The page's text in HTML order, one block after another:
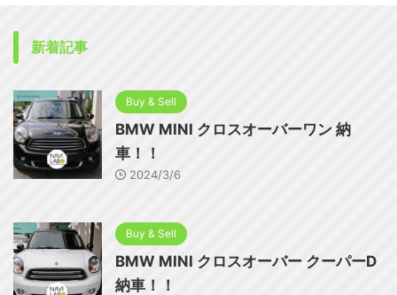
新着記事
Buy & Sell
BMW MINI クロスオーバーワン 納
車！！
2024/3/6
Buy & Sell
BMW MINI クロスオーバー クーパーD
納車！！